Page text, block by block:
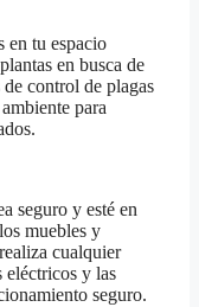
en tu espacio
en busca de
control de plagas
para
seguro y esté en
muebles y
cualquier
eléctricos y las
seguro.